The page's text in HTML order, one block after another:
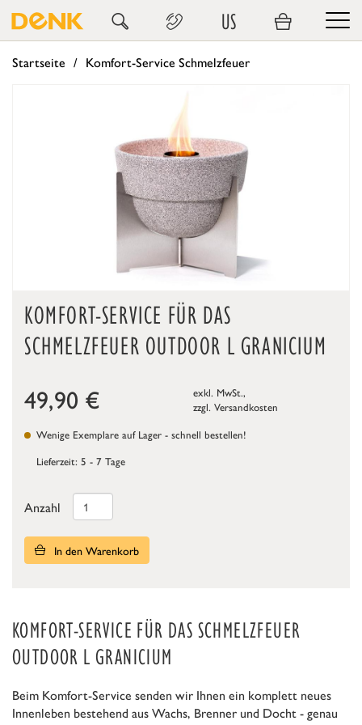
US
Startseite Komfort-Service Schmelzfeuer
KOMFORT-SERVICE FÜR DAS
SCHMELZFEUER OUTDOOR L GRANICIUM
49,90 €
exkl. MwSt.,
zzgl. Versandkosten
Wenige Exemplare auf Lager - schnell bestellen!
Lieferzeit: 5 - 7 Tage
Anzahl
In den Warenkorb
KOMFORT-SERVICE FÜR DAS SCHMELZFEUER
OUTDOOR L GRANICIUM
Beim Komfort-Service senden wir Ihnen ein komplett neues
Innenleben bestehend aus Wachs, Brenner und Docht - genau